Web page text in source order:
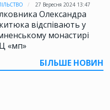
27 Вересня 2024 13:47
Олександра
відспівають у
монастирі
«мп»
БІЛЬШЕ НОВИН